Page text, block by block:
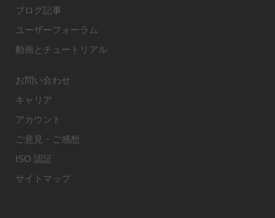
ブログ記事
ユーザーフォーラム
動画とチュートリアル
お問い合わせ
キャリア
アカウント
ご意見・ご感想
ISO 認証
サイトマップ